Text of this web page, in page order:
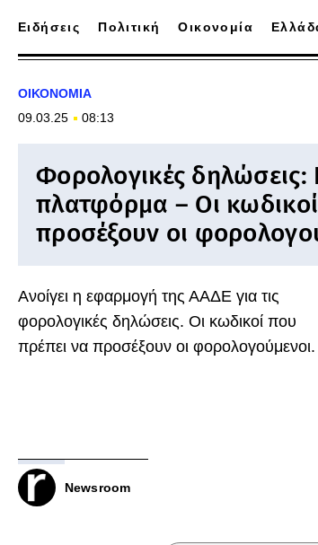
Ειδήσεις Πολιτική Οικονομία
ΟΙΚΟΝΟΜΙΑ
09.03.25
08:13
Φορολογικές δηλώσεις:
πλατφόρμα – Οι
προσέξουν οι
Ανοίγει η εφαρμογή της ΑΑΔΕ για τις
φορολογικές δηλώσεις. Οι κωδικοί που
πρέπει να προσέξουν οι φορολογούμενοι.
Newsroom